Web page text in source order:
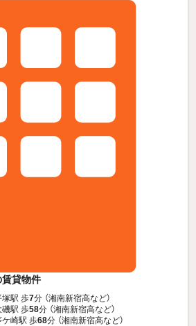
貸物件
塚駅 歩7分 （湘南新宿高など）
磯駅 歩58分 （湘南新宿高など）
ケ崎駅 歩68分 （湘南新宿高など）